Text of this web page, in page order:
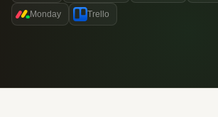
Monday Trello